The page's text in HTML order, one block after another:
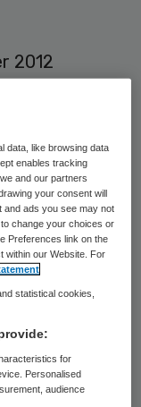
2012
aan
(UvH) in
ethische en
de palliatieve
de
in
universitair
Radboud
data, like browsing data
enables tracking
and our partners
your consent will
and ads you see may not
change your choices or
Preferences link on the
within our Website. For
statistical cookies,
for
Personalised
audience